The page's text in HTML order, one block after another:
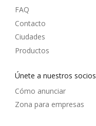
FAQ
Contacto
Ciudades
Productos
Únete a nuestros socios
Cómo anunciar
Zona para empresas